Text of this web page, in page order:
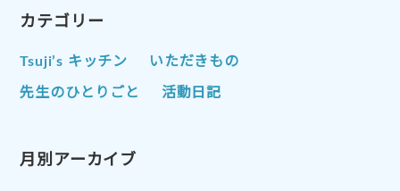
カテゴリー
Tsuji’s キッチン いただきもの
先生のひとりごと 活動日記
月別アーカイブ